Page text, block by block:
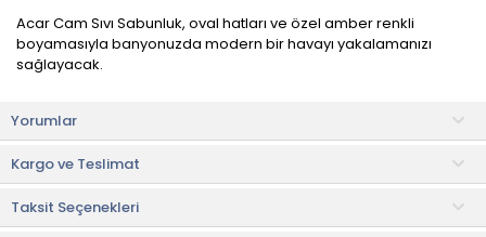
Acar Cam Sıvı Sabunluk, oval hatları ve özel amber renkli
boyamasıyla banyonuzda modern bir havayı yakalamanızı
sağlayacak.
hacmiyle kullanım kolaylığı sağlar.
Kullanım ve Bakım Önerileri
• Nemli bezle silinebilir.
• Elde yıkanabilir.
Yorumlar
Kargo ve Teslimat
Taksit Seçenekleri